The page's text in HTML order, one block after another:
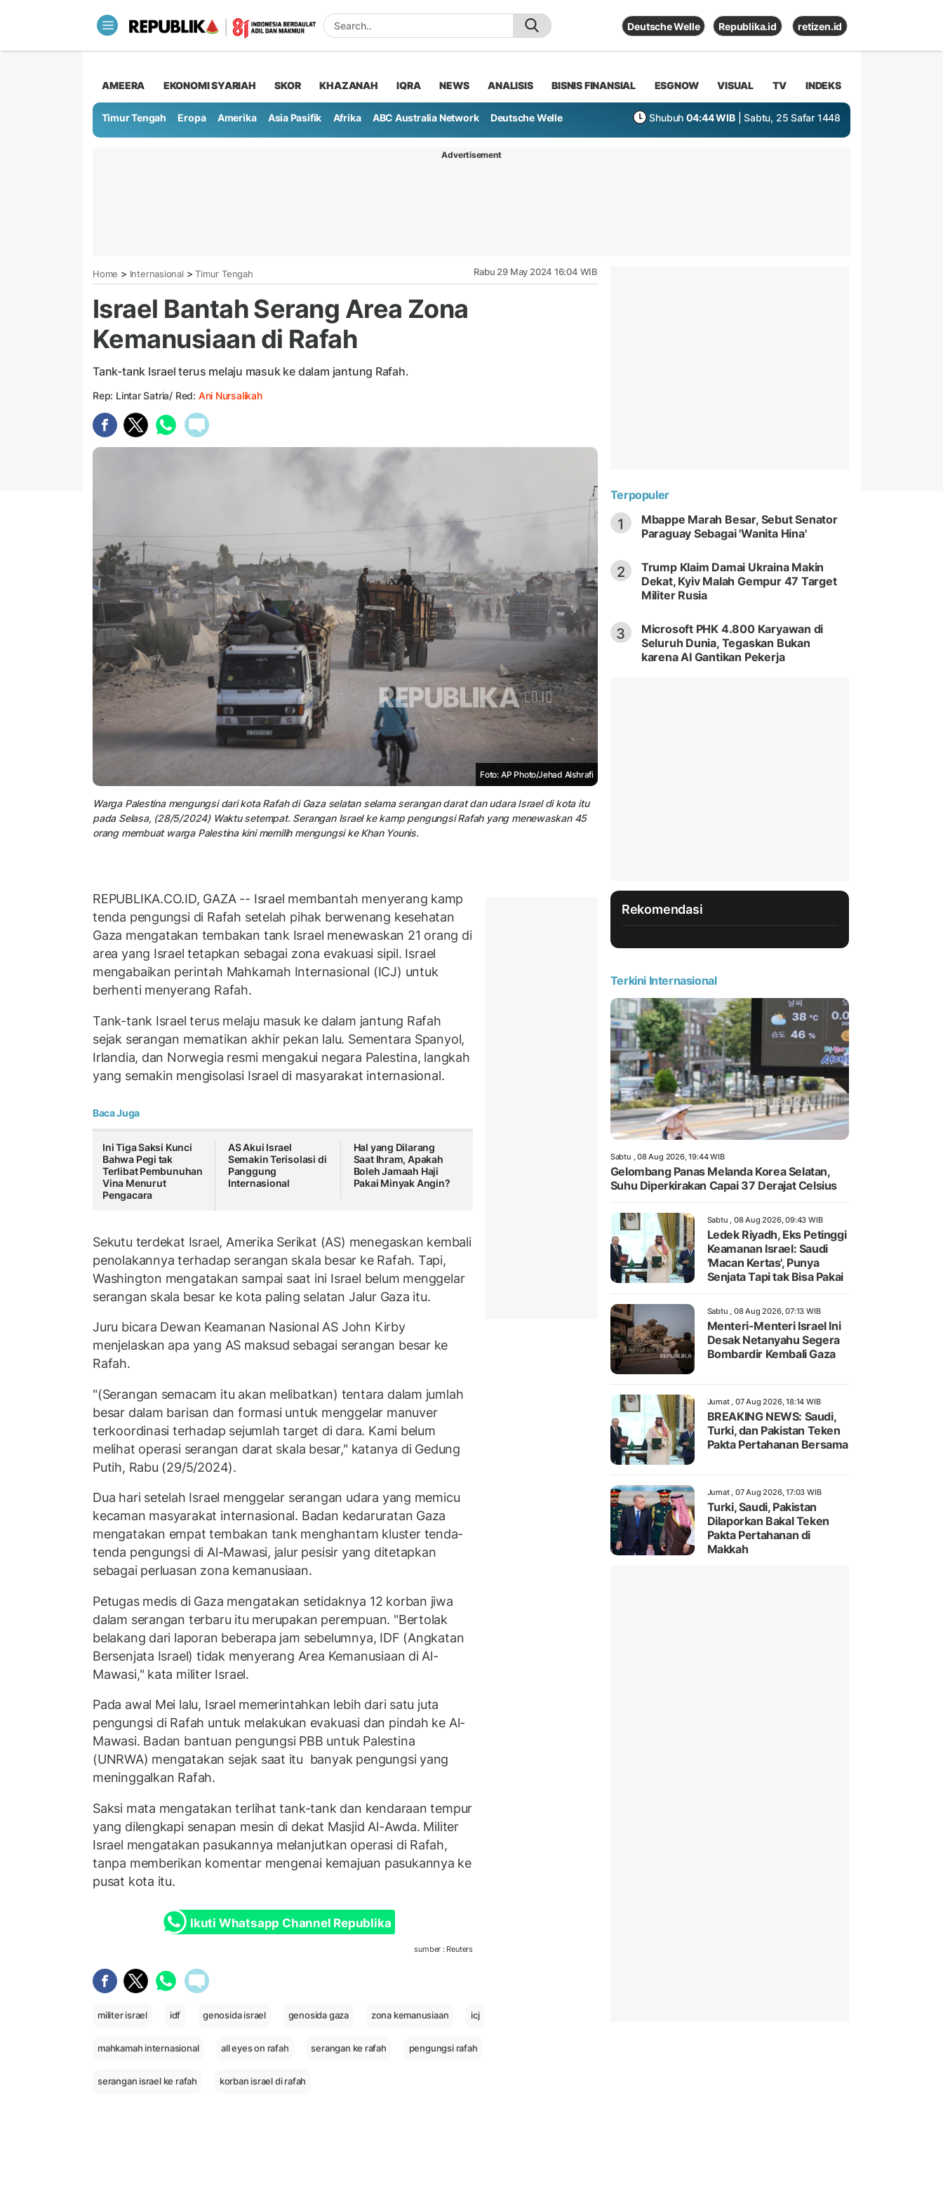
Deutsche Welle Republika.id retizen.id
AMEERA EKONOMI SYARIAH SKOR KHAZANAH IQRA NEWS ANALISIS BISNIS FINANSIAL ESGNOW VISUAL TV INDEKS
Timur Tengah Eropa Amerika Asia Pasifik Afrika ABC Australia Network Deutsche Welle Shubuh 04:44 WIB | Sabtu, 25 Safar 1448
Advertisement
Home > Internasional > Timur Tengah Rabu 29 May 2024 16:04 WIB
Israel Bantah Serang Area Zona
Kemanusiaan di Rafah
Tank-tank Israel terus melaju masuk ke dalam jantung Rafah.
Rep: Lintar Satria/ Red: Ani Nursalikah
Foto: AP Photo/Jehad Alshrafi
Warga Palestina mengungsi dari kota Rafah di Gaza selatan selama serangan darat dan udara Israel di kota itu
pada Selasa, (28/5/2024) Waktu setempat. Serangan Israel ke kamp pengungsi Rafah yang menewaskan 45
orang membuat warga Palestina kini memilih mengungsi ke Khan Younis.
REPUBLIKA.CO.ID, GAZA -- Israel membantah menyerang kamp
tenda pengungsi di Rafah setelah pihak berwenang kesehatan
Gaza mengatakan tembakan tank Israel menewaskan 21 orang di
area yang Israel tetapkan sebagai zona evakuasi sipil. Israel
mengabaikan perintah Mahkamah Internasional (ICJ) untuk
berhenti menyerang Rafah.
Tank-tank Israel terus melaju masuk ke dalam jantung Rafah
sejak serangan mematikan akhir pekan lalu. Sementara Spanyol,
Irlandia, dan Norwegia resmi mengakui negara Palestina, langkah
yang semakin mengisolasi Israel di masyarakat internasional.
Baca Juga
Ini Tiga Saksi Kunci
Bahwa Pegi tak
Terlibat Pembunuhan
Vina Menurut
Pengacara
AS Akui Israel
Semakin Terisolasi di
Panggung
Internasional
Hal yang Dilarang
Saat Ihram, Apakah
Boleh Jamaah Haji
Pakai Minyak Angin?
Sekutu terdekat Israel, Amerika Serikat (AS) menegaskan kembali
penolakannya terhadap serangan skala besar ke Rafah. Tapi,
Washington mengatakan sampai saat ini Israel belum menggelar
serangan skala besar ke kota paling selatan Jalur Gaza itu.
Juru bicara Dewan Keamanan Nasional AS John Kirby
menjelaskan apa yang AS maksud sebagai serangan besar ke
Rafah.
"(Serangan semacam itu akan melibatkan) tentara dalam jumlah
besar dalam barisan dan formasi untuk menggelar manuver
terkoordinasi terhadap sejumlah target di dara. Kami belum
melihat operasi serangan darat skala besar," katanya di Gedung
Putih, Rabu (29/5/2024).
Dua hari setelah Israel menggelar serangan udara yang memicu
kecaman masyarakat internasional. Badan kedaruratan Gaza
mengatakan empat tembakan tank menghantam kluster tenda-
tenda pengungsi di Al-Mawasi, jalur pesisir yang ditetapkan
sebagai perluasan zona kemanusiaan.
Petugas medis di Gaza mengatakan setidaknya 12 korban jiwa
dalam serangan terbaru itu merupakan perempuan. "Bertolak
belakang dari laporan beberapa jam sebelumnya, IDF (Angkatan
Bersenjata Israel) tidak menyerang Area Kemanusiaan di Al-
Mawasi," kata militer Israel.
Pada awal Mei lalu, Israel memerintahkan lebih dari satu juta
pengungsi di Rafah untuk melakukan evakuasi dan pindah ke Al-
Mawasi. Badan bantuan pengungsi PBB untuk Palestina
(UNRWA) mengatakan sejak saat itu banyak pengungsi yang
meninggalkan Rafah.
Saksi mata mengatakan terlihat tank-tank dan kendaraan tempur
yang dilengkapi senapan mesin di dekat Masjid Al-Awda. Militer
Israel mengatakan pasukannya melanjutkan operasi di Rafah,
tanpa memberikan komentar mengenai kemajuan pasukannya ke
pusat kota itu.
Ikuti Whatsapp Channel Republika
sumber : Reuters
militer israel idf genosida israel genosida gaza zona kemanusiaan icj
mahkamah internasional all eyes on rafah serangan ke rafah pengungsi rafah
serangan israel ke rafah korban israel di rafah
Terpopuler
1
Mbappe Marah Besar, Sebut Senator
Paraguay Sebagai 'Wanita Hina'
2
Trump Klaim Damai Ukraina Makin
Dekat, Kyiv Malah Gempur 47 Target
Militer Rusia
3
Microsoft PHK 4.800 Karyawan di
Seluruh Dunia, Tegaskan Bukan
karena AI Gantikan Pekerja
Rekomendasi
Terkini Internasional
Sabtu , 08 Aug 2026, 19:44 WIB
Gelombang Panas Melanda Korea Selatan,
Suhu Diperkirakan Capai 37 Derajat Celsius
Sabtu , 08 Aug 2026, 09:43 WIB
Ledek Riyadh, Eks Petinggi
Keamanan Israel: Saudi
'Macan Kertas', Punya
Senjata Tapi tak Bisa Pakai
Sabtu , 08 Aug 2026, 07:13 WIB
Menteri-Menteri Israel Ini
Desak Netanyahu Segera
Bombardir Kembali Gaza
Jumat , 07 Aug 2026, 18:14 WIB
BREAKING NEWS: Saudi,
Turki, dan Pakistan Teken
Pakta Pertahanan Bersama
Jumat , 07 Aug 2026, 17:03 WIB
Turki, Saudi, Pakistan
Dilaporkan Bakal Teken
Pakta Pertahanan di
Makkah